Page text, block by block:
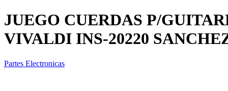
JUEGO CUERDAS P/
VIVALDI INS-20220
Partes Electronicas